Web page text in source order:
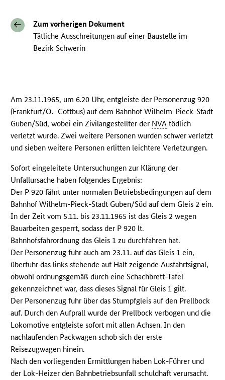
Zum vorherigen Dokument
Tätliche Ausschreitungen auf einer Baustelle im
Bezirk Schwerin
Am 23.11.1965, um 6.20 Uhr, entgleiste der Personenzug 920
(Frankfurt/O.–Cottbus) auf dem Bahnhof Wilhelm-Pieck-Stadt
Guben/Süd, wobei ein Zivilangestellter der NVA tödlich
verletzt wurde. Zwei weitere Personen wurden schwer verletzt
und sieben weitere Personen erlitten leichtere Verletzungen.
Sofort eingeleitete Untersuchungen zur Klärung der
Unfallursache haben folgendes Ergebnis:
Der P 920 fährt unter normalen Betriebsbedingungen auf dem
Bahnhof Wilhelm-Pieck-Stadt Guben/Süd auf dem Gleis 2 ein.
In der Zeit vom 5.11. bis 23.11.1965 ist das Gleis 2 wegen
Bauarbeiten gesperrt, sodass der P 920 lt.
Bahnhofsfahrordnung das Gleis 1 zu durchfahren hat.
Der Personenzug fuhr auch am 23.11. auf das Gleis 1 ein,
überfuhr das links stehende auf Halt zeigende Ausfahrtsignal,
obwohl ordnungsgemäß durch eine Schachbrett-Tafel
gekennzeichnet war, dass dieses Signal für Gleis 1 gilt.
Der Personenzug fuhr über das Stumpfgleis auf den Prellbock
auf. Durch den Aufprall wurde der Prellbock verbogen und die
Lokomotive entgleiste sofort mit allen Achsen. In den
nachlaufenden Packwagen schob sich der erste
Reisezugwagen hinein.
Nach den vorliegenden Ermittlungen haben Lok-Führer und
der Lok-Heizer den Bahnbetriebsunfall schuldhaft verursacht.